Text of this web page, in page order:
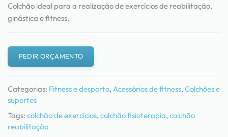
Colchão ideal para a realização de exercícios de reabilitação,
ginástica e fitness.
PEDIR ORÇAMENTO
Categorias: Fitness e desporto, Acessórios de fitness, Colchões e
suportes
Tags: colchão de exercícios, colchão fisioterapia, colchão
reabilitação